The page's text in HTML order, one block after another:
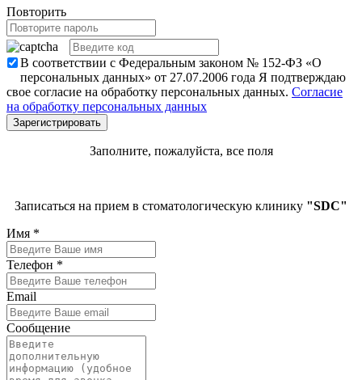
Повторить
В соответствии с Федеральным законом № 152-ФЗ «О
персональных данных» от 27.07.2006 года Я подтверждаю
свое согласие на обработку персональных данных. Согласие
на обработку персональных данных
Заполните, пожалуйста, все поля
Записаться на прием в стоматологическую клинику "SDC"
Имя *
Телефон *
Email
Сообщение